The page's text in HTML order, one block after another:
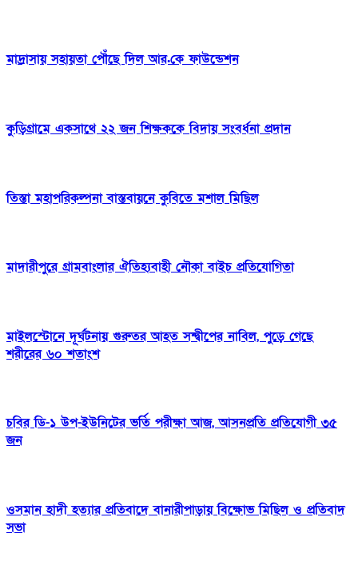
মাদ্রাসায় সহায়তা পৌঁছে দিল আর.কে ফাউন্ডেশন
কুড়িগ্রামে একসাথে ২২ জন শিক্ষককে বিদায় সংবর্ধনা প্রদান
তিস্তা মহাপরিকল্পনা বাস্তবায়নে কুবিতে মশাল মিছিল
মাদারীপুরে গ্রামবাংলার ঐতিহ্যবাহী নৌকা বাইচ প্রতিযোগিতা
মাইলস্টোনে দূর্ঘটনায় গুরুতর আহত সন্দ্বীপের নাবিল, পুড়ে গেছে
শরীরের ৬০ শতাংশ
চবির ডি-১ উপ-ইউনিটের ভর্তি পরীক্ষা আজ, আসনপ্রতি প্রতিযোগী ৩৫
জন
ওসমান হাদী হত্যার প্রতিবাদে বানারীপাড়ায় বিক্ষোভ মিছিল ও প্রতিবাদ
সভা